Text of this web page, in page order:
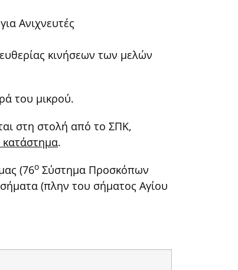
για Ανιχνευτές
κινήσεων των μελών
του μικρού.
στη στολή από το ΣΠΚ,
κατάστημα.
(76ο Σύστημα Προσκόπων
(πλην του σήματος Αγίου